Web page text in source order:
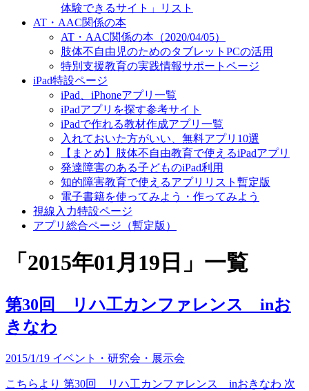
体験できるサイト」リスト
AT・AAC関係の本
AT・AAC関係の本（2020/04/05）
肢体不自由児のためのタブレットPCの活用
特別支援教育の実践情報サポートページ
iPad特設ページ
iPad、iPhoneアプリ一覧
iPadアプリを探す参考サイト
iPadで作れる教材作成アプリ一覧
入れておいた方がいい、無料アプリ10選
【まとめ】肢体不自由教育で使えるiPadアプリ
発達障害のある子どものiPad利用
知的障害教育で使えるアプリリスト暫定版
電子書籍を使ってみよう・作ってみよう
視線入力特設ページ
アプリ総合ページ（暫定版）
「 2015年01月19日 」 一覧
第30回 リハ工カンファレンス inお
きなわ
2015/1/19 イベント・研究会・展示会
こちらより 第30回 リハ工カンファレンス inおきなわ 次